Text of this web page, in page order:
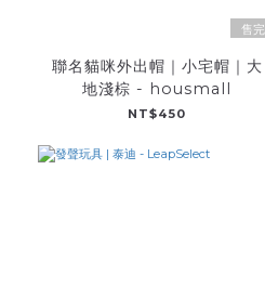
售完
聯名貓咪外出帽｜小宅帽｜大
地淺棕 - housmall
NT$450